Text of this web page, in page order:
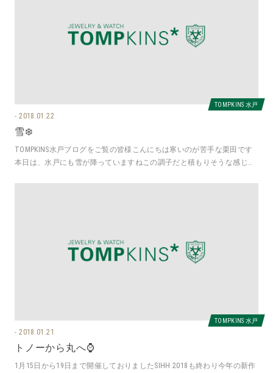
TOMPKINS 水戸
2018.01.22
雪❄️
TOMPKINS水戸ブログをご覧の皆様こんにちは寒いのが苦手な栗田です
本日は、水戸にも雪が降っていますねこの調子だと積もりそうな感じが
TOMPKINS 水戸
2018.01.21
トノーから丸へ⌚️
1月15日から19日まで開催しておりましたSIHH 2018も終わり今年の新作